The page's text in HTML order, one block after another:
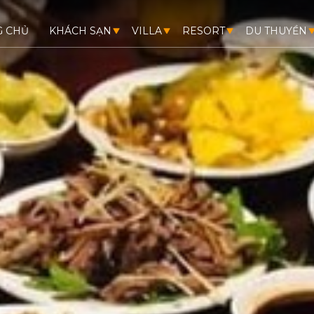
CHỦ KHÁCH SẠN VILLA RESORT DU THUYỀN